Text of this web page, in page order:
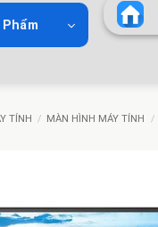
TÍNH / MÀN HÌNH MÁY TÍNH /